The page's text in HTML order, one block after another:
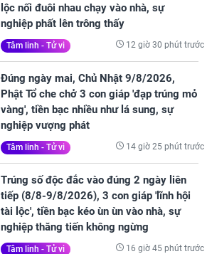
lộc nối đuôi nhau chạy vào nhà, sự
nghiệp phất lên trông thấy
Tâm linh - Tử vi 12 giờ 30 phút trước
Đúng ngày mai, Chủ Nhật 9/8/2026,
Phật Tổ che chở 3 con giáp 'đạp trúng mỏ
vàng', tiền bạc nhiều như lá sung, sự
nghiệp vượng phát
Tâm linh - Tử vi 14 giờ 25 phút trước
Trúng số độc đắc vào đúng 2 ngày liên
tiếp (8/8-9/8/2026), 3 con giáp 'lĩnh hội
tài lộc', tiền bạc kéo ùn ùn vào nhà, sự
nghiệp thăng tiến không ngừng
Tâm linh - Tử vi 16 giờ 45 phút trước